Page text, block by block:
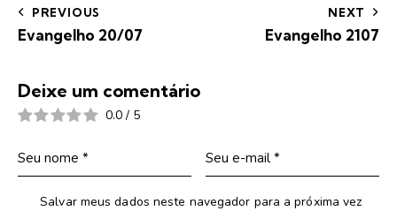
PREVIOUS
Evangelho 20/07
NEXT
Evangelho 2107
Deixe um comentário
0.0 / 5
Salvar meus dados neste navegador para a próxima vez